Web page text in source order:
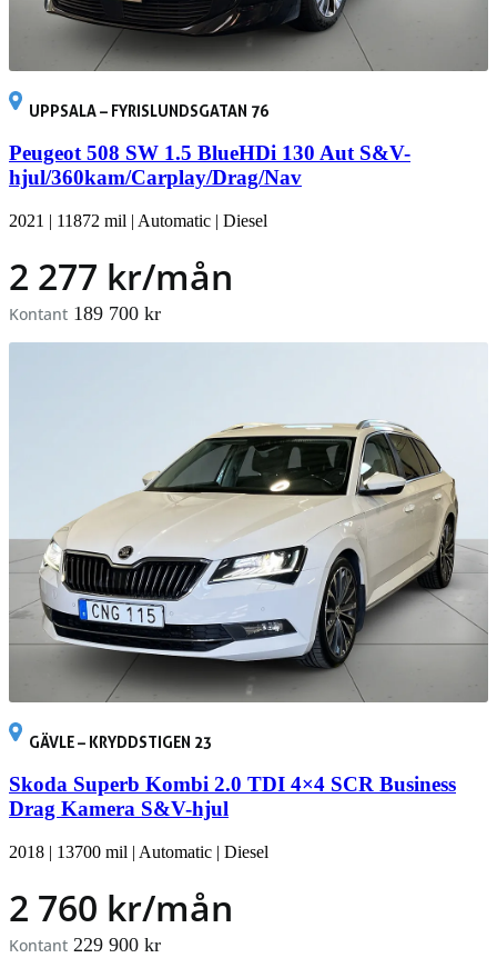
UPPSALA – FYRISLUNDSGATAN 76
Peugeot 508 SW 1.5 BlueHDi 130 Aut S&V-
hjul/360kam/Carplay/Drag/Nav
2021 | 11872 mil | Automatic | Diesel
2 277 kr/mån
Kontant 189 700 kr
GÄVLE – KRYDDSTIGEN 23
Skoda Superb Kombi 2.0 TDI 4×4 SCR Business
Drag Kamera S&V-hjul
2018 | 13700 mil | Automatic | Diesel
2 760 kr/mån
Kontant 229 900 kr